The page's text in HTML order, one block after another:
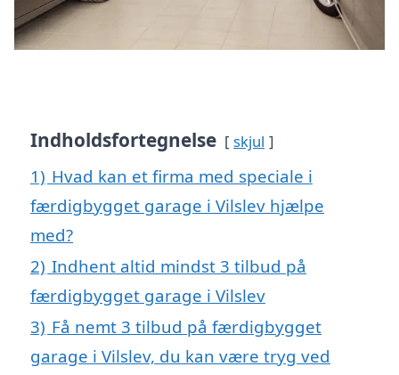
Indholdsfortegnelse skjul
1) Hvad kan et firma med speciale i
færdigbygget garage i Vilslev hjælpe
med?
2) Indhent altid mindst 3 tilbud på
færdigbygget garage i Vilslev
3) Få nemt 3 tilbud på færdigbygget
garage i Vilslev, du kan være tryg ved